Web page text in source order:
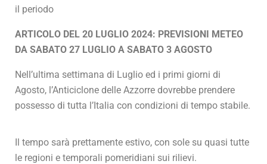
il periodo
ARTICOLO DEL 20 LUGLIO 2024: PREVISIONI METEO
DA SABATO 27 LUGLIO A SABATO 3 AGOSTO
Nell’ultima settimana di Luglio ed i primi giorni di
Agosto, l’Anticiclone delle Azzorre dovrebbe prendere
possesso di tutta l’Italia con condizioni di tempo stabile.
Il tempo sarà prettamente estivo, con sole su quasi tutte
le regioni e temporali pomeridiani sui rilievi.